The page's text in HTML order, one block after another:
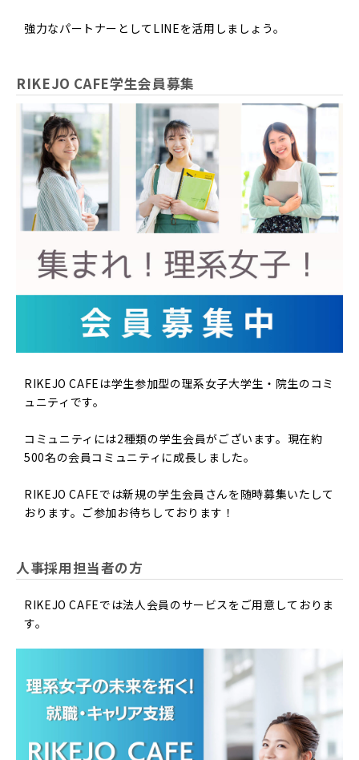
強力なパートナーとしてLINEを活用しましょう。
RIKEJO CAFE学生会員募集
RIKEJO CAFEは学生参加型の理系女子大学生・院生のコミ
ュニティです。
コミュニティには2種類の学生会員がございます。現在約
500名の会員コミュニティに成長しました。
RIKEJO CAFEでは新規の学生会員さんを随時募集いたして
おります。ご参加お待ちしております！
人事採用担当者の方
RIKEJO CAFEでは法人会員のサービスをご用意しておりま
す。